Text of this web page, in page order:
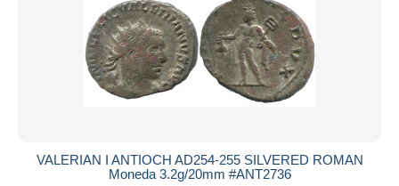
Aggiorna
VALERIAN I ANTIOCH AD254-255 SILVERED ROMAN
Moneda 3.2g/20mm #ANT2736